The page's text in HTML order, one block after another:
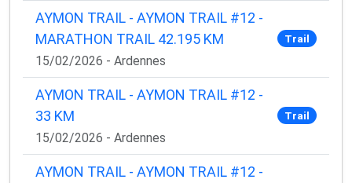
AYMON TRAIL - AYMON TRAIL #12 -
MARATHON TRAIL 42.195 KM
15/02/2026 - Ardennes
Trail
AYMON TRAIL - AYMON TRAIL #12 -
33 KM
15/02/2026 - Ardennes
Trail
AYMON TRAIL - AYMON TRAIL #12 -